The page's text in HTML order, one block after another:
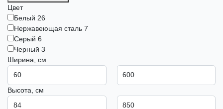
Цвет
Белый 26
Нержавеющая сталь 7
Серый 6
Черный 3
Ширина, см
Высота, см